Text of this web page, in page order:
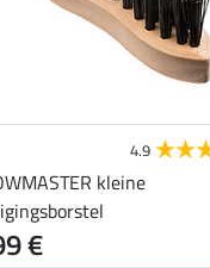
4.9
kleine
€